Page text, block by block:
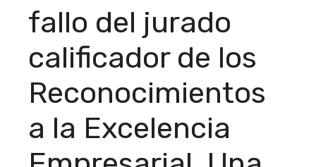
fallo del jurado
calificador de los
Reconocimientos
a la Excelencia